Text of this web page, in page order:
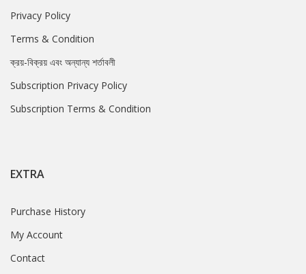
Privacy Policy
Terms & Condition
ক্রয়-বিক্রয় এবং অন্যান্য শর্তাবলী
Subscription Privacy Policy
Subscription Terms & Condition
EXTRA
Purchase History
My Account
Contact